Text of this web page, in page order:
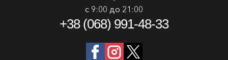
с 9:00 до 21:00
+38 (068) 991-48-33